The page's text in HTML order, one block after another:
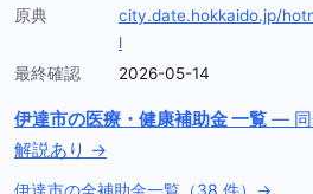
原典
city.date.hokkaido.jp/
l
最終確認
2026-05-14
伊達市の医療・健康補助金 一覧 — 同
解説あり →